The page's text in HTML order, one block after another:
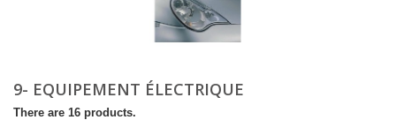
9- EQUIPEMENT ÉLECTRIQUE
There are 16 products.